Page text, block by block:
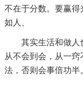
不在于分数。要赢
如人、
其实生活和做人
从不会到会，从一
法，否则会事倍功半